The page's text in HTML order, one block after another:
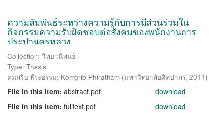
ความสัมพันธ์ระหว่างความรู้กับการมีส่วนร่วมใน
กิจกรรมความรับผิดชอบต่อสังคมของพนักงานการ
ประปานครหลวง
Collection: วิทยานิพนธ์
Type: Thesis
คมกริบ พีระธรรม; Komgrib Phiratham (มหาวิทยาลัยศิลปากร, 2011)
File in this item: abstract.pdf
download
File in this item: fulltext.pdf download